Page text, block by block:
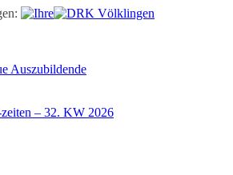
Auszubildende
– 32. KW 2026